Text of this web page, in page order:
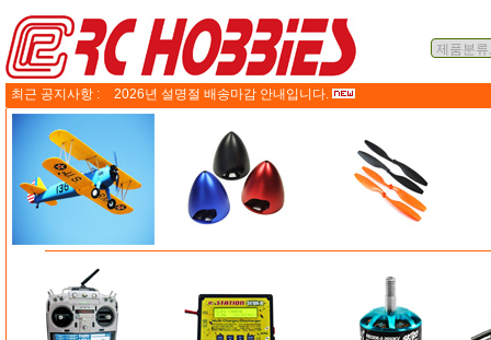
최근 공지사항 : 2026년 설명절 배송마감 안내입니다.